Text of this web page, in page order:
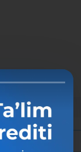
Facebook